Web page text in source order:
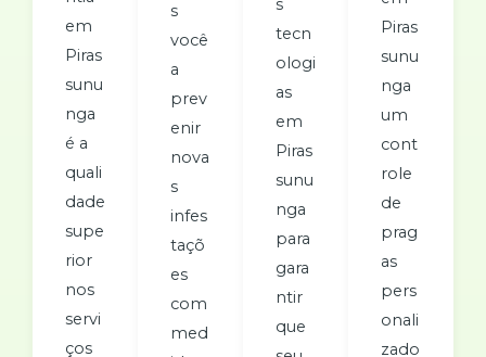
em
Piras
sunu
nga
é a
quali
dade
supe
rior
nos
servi
ços
s
você
a
prev
enir
nova
s
infes
taçõ
es
com
med
s
tecn
ologi
as
em
Piras
sunu
nga
para
gara
ntir
que
Piras
sunu
nga
um
cont
role
de
prag
as
pers
onali
zado